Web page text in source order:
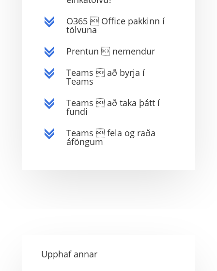
c O365  Office pakkinn í
tölvuna
c Prentun  nemendur
c Teams  að byrja í
Teams
c Teams  að taka þátt í
fundi
c Teams  fela og raða
áföngum
Upphaf annar